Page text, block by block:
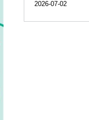
2026-07-02